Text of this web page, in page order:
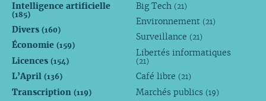
Intelligence artificielle
(185)
Divers (160)
Économie (159)
Licences (154)
L’April (136)
Transcription (119)
Big Tech (21)
Environnement (21)
Surveillance (21)
Libertés informatiques
(21)
Café libre (21)
Marchés publics (19)